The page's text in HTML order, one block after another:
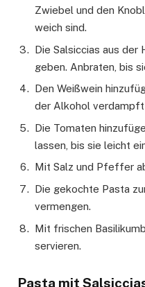
Zwiebel und den
weich sind.
Die Salsiccias aus der
geben. Anbraten, bis
Den Weißwein
der Alkohol
Die Tomaten
lassen, bis sie leicht
Mit Salz und Pfeffer
Die gekochte Pasta
vermengen.
Mit frischen
servieren.
Pasta mit